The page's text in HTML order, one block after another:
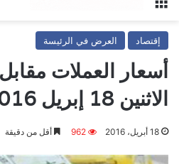
إقتصاد العرض في الرئيسة
أسعار العملات
الاثنين 18 إبريل 2016
18 أبريل، 2016 962 أقل من دقيقة